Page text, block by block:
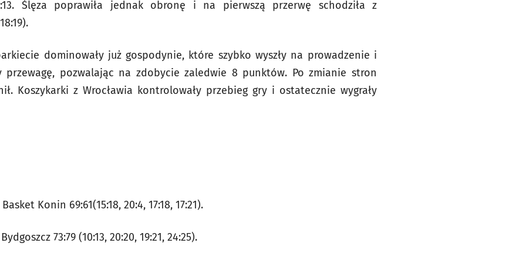
Ślęza poprawiła jednak obronę i na pierwszą przerwę schodziła z
dominowały już gospodynie, które szybko wyszły na prowadzenie i
przewagę, pozwalając na zdobycie zaledwie 8 punktów. Po zmianie stron
Koszykarki z Wrocławia kontrolowały przebieg gry i ostatecznie wygrały
Konin 69:61(15:18, 20:4, 17:18, 17:21).
73:79 (10:13, 20:20, 19:21, 24:25).